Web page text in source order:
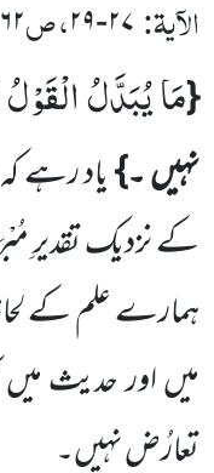
الآیۃ:۲۷-۲۹ ، ص
{مَا یُبَدَّلُ
نہیں ۔}یاد رہے
کے نزدیک تقدیرِ
ہمارے علم کے
میں اور حدیث
تعارُض نہیں۔